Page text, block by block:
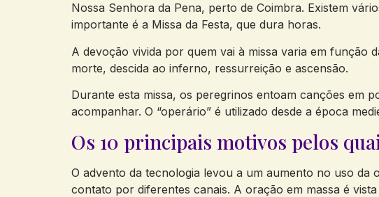
Nossa Senhora da Pena, perto de Coimbra. Existem
importante é a Missa da Festa, que dura horas.
A devoção vivida por quem vai à missa varia em função
morte, descida ao inferno, ressurreição e ascensão.
Durante esta missa, os peregrinos entoam canções em
acompanhar. O “operário” é utilizado desde a época
Os 10 principais motivos pelos
O advento da tecnologia levou a um aumento no uso da
contato por diferentes canais. A oração em massa é